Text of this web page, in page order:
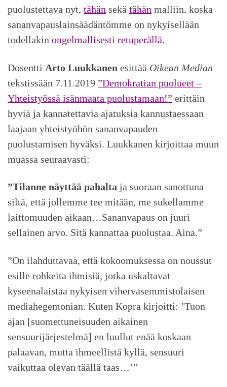
puolustettava nyt, tähän sekä tähän malliin, koska
sananvapauslainsäädäntömme on nykyisellään
todellakin ongelmallisesti retuperällä.
Dosentti Arto Luukkanen esittää Oikean Median
tekstissään 7.11.2019 ”Demokratian puolueet –
Yhteistyössä isänmaata puolustamaan!” erittäin
hyviä ja kannatettavia ajatuksia kannustaessaan
laajaan yhteistyöhön sananvapauden
puolustamisen hyväksi. Luukkanen kirjoittaa muun
muassa seuraavasti:
”Tilanne näyttää pahalta ja suoraan sanottuna
siltä, että jollemme tee mitään, me sukellamme
laittomuuden aikaan…Sananvapaus on juuri
sellainen arvo. Sitä kannattaa puolustaa. Aina.”
”On ilahduttavaa, että kokoomuksessa on noussut
esille rohkeita ihmisiä, jotka uskaltavat
kyseenalaistaa nykyisen vihervasemmistolaisen
mediahegemonian. Kuten Kopra kirjoitti: ’Tuon
ajan [suomettuneisuuden aikainen
sensuurijärjestelmä] en luullut enää koskaan
palaavan, mutta ihmeellistä kyllä, sensuuri
vaikuttaa olevan täällä taas…’”